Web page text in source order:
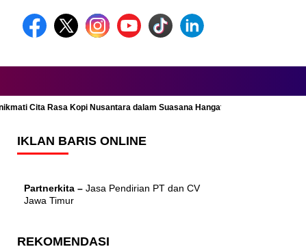
Cita Rasa Kopi Nusantara dalam Suasana Hangat dan Nyaman
IKLAN BARIS ONLINE
Partnerkita – Jasa Pendirian PT dan CV
Jawa Timur
REKOMENDASI